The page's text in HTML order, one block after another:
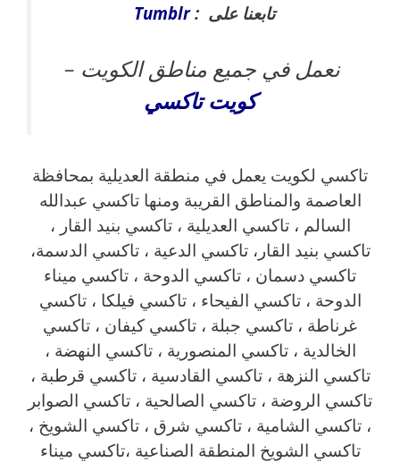
تابعنا على :Tumblr
نعمل في جميع مناطق الكويت –
كويت تاكسي
تاكسي لكويت يعمل في منطقة العديلية بمحافظة
العاصمة والمناطق القريبة ‎ومنها تاكسي عبدالله
السالم ، تاكسي العديلية ، تاكسي بنيد القار ،
تاكسي بنيد القار، تاكسي الدعية ، تاكسي الدسمة،
تاكسي دسمان ، تاكسي الدوحة ، تاكسي ميناء
الدوحة ، تاكسي الفيحاء ، تاكسي فيلكا ، تاكسي
غرناطة ، تاكسي جبلة ، تاكسي كيفان ، تاكسي
الخالدية ، تاكسي المنصورية ، تاكسي النهضة ،
تاكسي النزهة ، تاكسي القادسية ، تاكسي قرطبة ،
تاكسي الروضة ، تاكسي الصالحية ، تاكسي الصوابر
، تاكسي الشامية ، تاكسي شرق ، تاكسي الشويخ ،
تاكسي الشويخ المنطقة الصناعية ،تاكسي ميناء